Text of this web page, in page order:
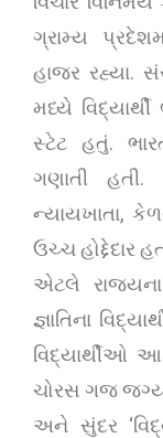
ગ્રામ્ય
હાજર રહ્યા.
મધ્યે
સ્ટેટ હતું.
ગણાતી હતી.
ન્યાયખાતા,
ઉચ્ચ હોદ્દેદાર
એટલે
જ્ઞાતિના
વિદ્યાર્થીઓ
ચોરસ ગજ
અને સુંદર